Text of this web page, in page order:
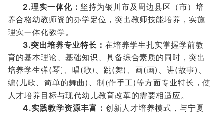
2.理实一体化： 坚持为银川市及周边县区（市）培
养合格幼教师资的办学定位，突出教师技能培养，实施
理实一体化教学。
3.突出培养专业特长： 在培养学生扎实掌握学前教
育的基本理论、基础知识、具备综合素质的同时，突出
培养学生弹(琴)、唱(歌)、跳(舞)、画(画)、讲(故事)、
编(儿歌、简单的舞曲)、制(作手工)等方面专业特长，使
人才培养目标与现代幼儿教育改革的需要相适应。
4.实践教学资源丰富： 创新人才培养模式，与宁夏